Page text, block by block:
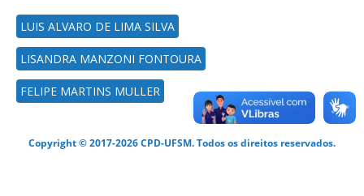
LUIS ALVARO DE LIMA SILVA
LISANDRA MANZONI FONTOURA
FELIPE MARTINS MULLER
Copyright © 2017-2026 CPD-UFSM. Todos os direitos reservados.